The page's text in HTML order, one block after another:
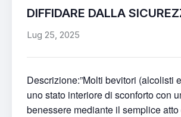
DIFFIDARE DALLA
Lug 25, 2025
Descrizione:”Molti bevitori (alcolisti
uno stato interiore di sconforto con
benessere mediante il semplice atto